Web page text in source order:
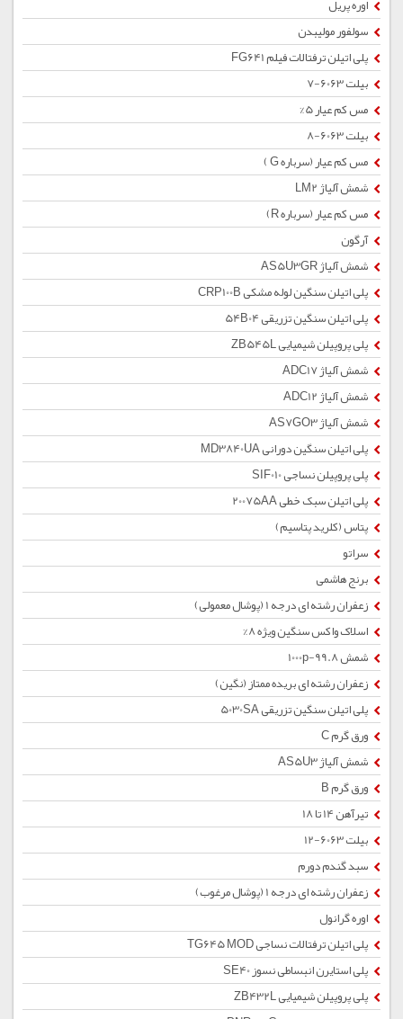
اوره پریل
سولفور مولیبدن
پلی اتیلن ترفتالات فیلم FG641
بیلت 6063-7
مس کم عیار 5%
بیلت 6063-8
مس کم عیار (سرباره G )
شمش آلیاژ LM2
مس کم عیار (سرباره R)
آرگون
شمش آلیاژ AS5U3GR
پلی اتیلن سنگین لوله مشکی CRP100B
پلی اتیلن سنگین تزریقی 54B04
پلی پروپیلن شیمیایی ZB545L
شمش آلیاژ ADC17
شمش آلیاژ ADC12
شمش آلیاژ AS7GO3
پلی اتیلن سنگین دورانی MD3840UA
پلی پروپیلن نساجی SIF010
پلی اتیلن سبک خطی 20075AA
پتاس (کلرید پتاسیم)
سراتو
برنج هاشمی
زعفران رشته ای درجه 1 (پوشال معمولی)
اسلاک واکس سنگین ویژه 8%
شمش 1000p-99.8
زعفران رشته ای بریده ممتاز (نگین)
پلی اتیلن سنگین تزریقی 5030SA
ورق گرم C
شمش آلیاژ AS5U3
ورق گرم B
تیرآهن 14 تا 18
بیلت 6063-12
سبد گندم دورم
زعفران رشته ای درجه 1 (پوشال مرغوب)
اوره گرانول
پلی اتیلن ترفتالات نساجی TG645 MOD
پلی استایرن انبساطی نسوز SE40
پلی پروپیلن شیمیایی ZB432L